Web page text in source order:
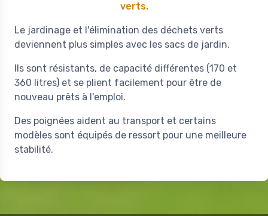
verts.
Le jardinage et l'élimination des déchets verts
deviennent plus simples avec les sacs de jardin.
Ils sont résistants, de capacité différentes (170 et
360 litres) et se plient facilement pour être de
nouveau prêts à l'emploi.
Des poignées aident au transport et certains
modèles sont équipés de ressort pour une meilleure
stabilité.